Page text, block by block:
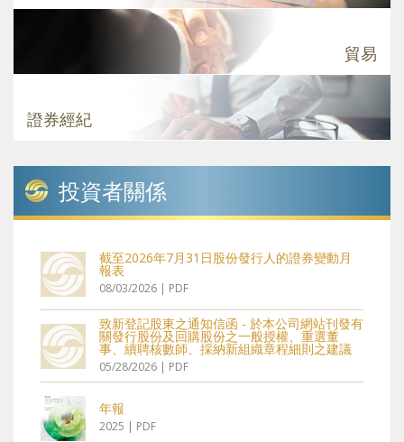
貿易
證券經紀
投資者關係
截至2026年7月31日股份發行人的證券變動月
報表
08/03/2026 | PDF
致新登記股東之通知信函 - 於本公司網站刊發有
關發行股份及回購股份之一般授權、重選董
事、續聘核數師、採納新組織章程細則之建議
及股東週年大會通告的通函的通知及選擇公司
通訊之收取方式及回條
05/28/2026 | PDF
年報
2025 | PDF